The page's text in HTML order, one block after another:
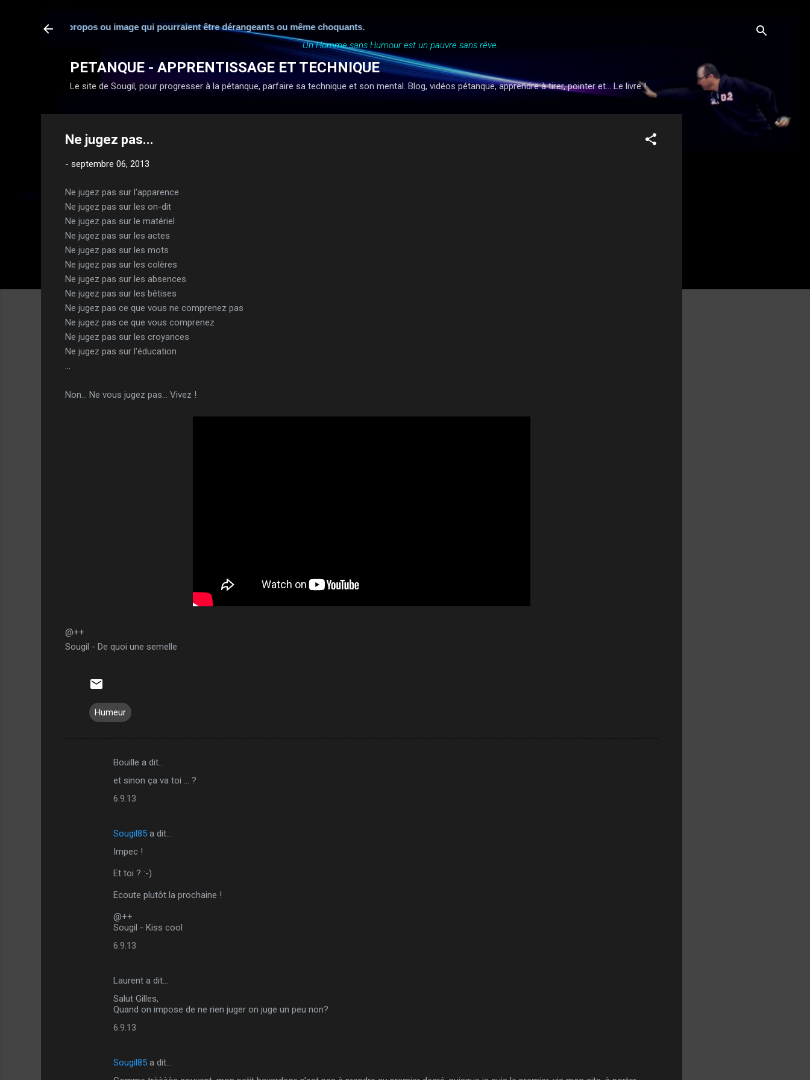
de propos ou image qui pourraient être dérangeants ou même choquants.
Un Homme sans Humour est un pauvre sans rêve.
PETANQUE - APPRENTISSAGE ET TECHNIQUE
Le site de Sougil, pour progresser à la pétanque, parfaire sa technique et son mental. Blog, vidéos pétanque, apprendre à tirer, pointer et... Le livre !
Ne jugez pas...
- septembre 06, 2013
Ne jugez pas sur l'apparence
Ne jugez pas sur les on-dit
Ne jugez pas sur le matériel
Ne jugez pas sur les actes
Ne jugez pas sur les mots
Ne jugez pas sur les colères
Ne jugez pas sur les absences
Ne jugez pas sur les bêtises
Ne jugez pas ce que vous ne comprenez pas
Ne jugez pas ce que vous comprenez
Ne jugez pas sur les croyances
Ne jugez pas sur l'éducation
Non... Ne vous jugez pas... Vivez !
@++
Sougil - De quoi une semelle
Humeur
Bouille a dit…
et sinon ça va toi ... ?
6.9.13
Sougil85 a dit…
Impec !
Et toi ? :-)
Ecoute plutôt la prochaine !
@++
Sougil - Kiss cool
6.9.13
Laurent a dit…
Salut Gilles,
Quand on impose de ne rien juger on juge un peu non?
6.9.13
Sougil85 a dit…